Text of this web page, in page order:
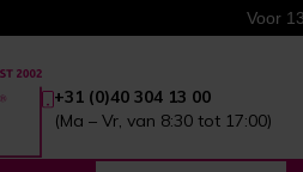
Voor
+31 (0)40 304 13 00
(Ma – Vr, van 8:30 tot 17:00)